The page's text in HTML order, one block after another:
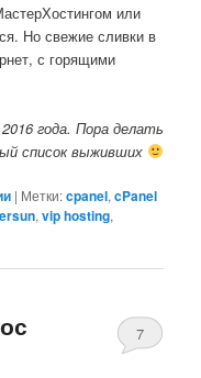
или
Но свежие сливки в
с горящими
года. Пора делать
список выживших
| Метки:cpanel,cPanel
,vip hosting,
7